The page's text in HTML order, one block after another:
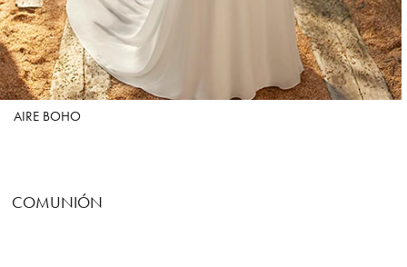
AIRE BOHO
COMUNIÓN